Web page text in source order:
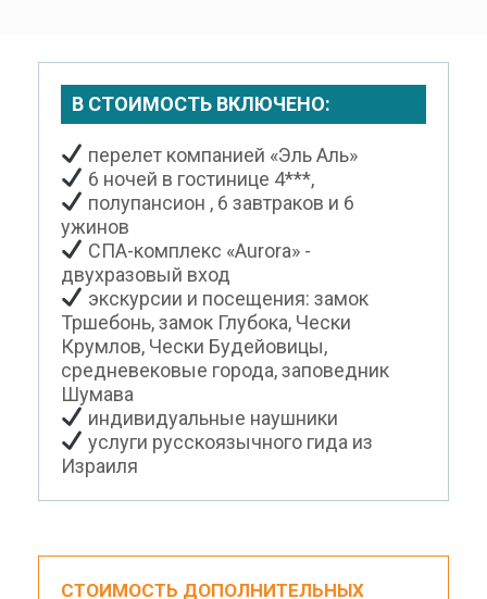
В СТОИМОСТЬ ВКЛЮЧЕНО:
перелет компанией «Эль Аль»
6 ночей в гостинице 4***,
полупансион , 6 завтраков и 6
ужинов
СПА-комплекс «Aurora» -
двухразовый вход
экскурсии и посещения: замок
Тршебонь, замок Глубока, Чески
Крумлов, Чески Будейовицы,
средневековые города, заповедник
Шумава
индивидуальные наушники
услуги русскоязычного гида из
Израиля
СТОИМОСТЬ ДОПОЛНИТЕЛЬНЫХ